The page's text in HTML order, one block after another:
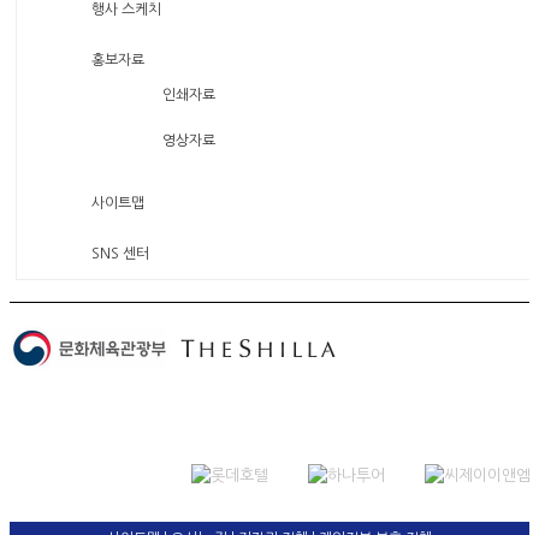
행사 스케치
홍보자료
인쇄자료
영상자료
사이트맵
SNS 센터